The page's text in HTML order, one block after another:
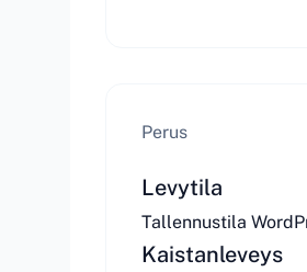
Perus
Levytila
Tallennustila
Kaistanleveys